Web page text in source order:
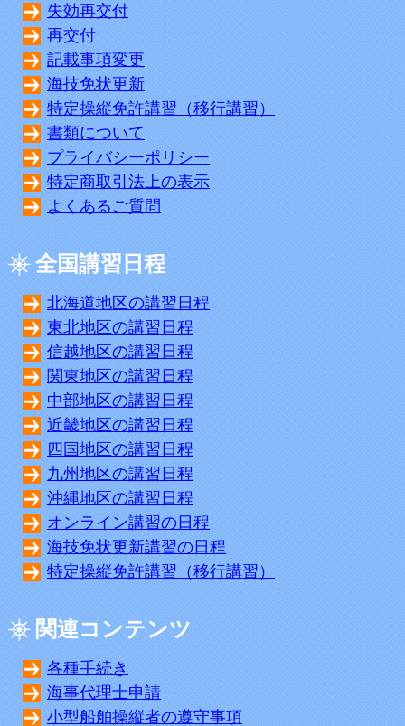
失効再交付
再交付
記載事項変更
海技免状更新
特定操縦免許講習（移行講習）
書類について
プライバシーポリシー
特定商取引法上の表示
よくあるご質問
全国講習日程
北海道地区の講習日程
東北地区の講習日程
信越地区の講習日程
関東地区の講習日程
中部地区の講習日程
近畿地区の講習日程
四国地区の講習日程
九州地区の講習日程
沖縄地区の講習日程
オンライン講習の日程
海技免状更新講習の日程
特定操縦免許講習（移行講習）
関連コンテンツ
各種手続き
海事代理士申請
小型船舶操縦者の遵守事項